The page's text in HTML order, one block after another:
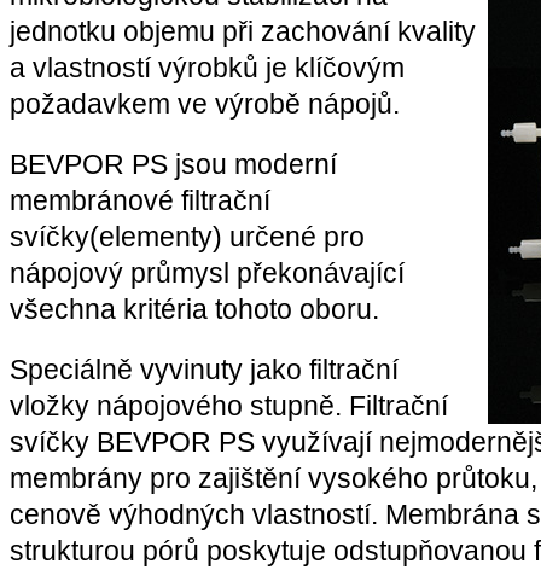
jednotku objemu při zachování kvality
a vlastností výrobků je klíčovým
požadavkem ve výrobě nápojů.
BEVPOR PS jsou moderní
membránové filtrační
svíčky(elementy) určené pro
nápojový průmysl překonávající
všechna kritéria tohoto oboru.
Speciálně vyvinuty jako filtrační
vložky nápojového stupně. Filtrační
svíčky BEVPOR PS využívají
membrány pro zajištění vysokého
cenově výhodných vlastností. Membrána
strukturou pórů poskytuje odstupňovanou